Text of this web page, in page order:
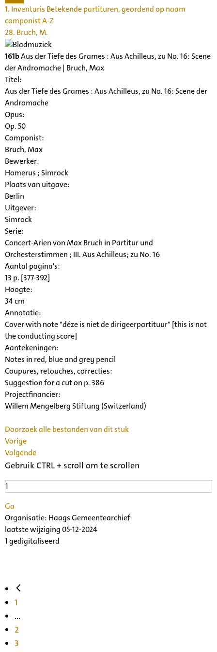
1.Inventaris Betekende partituren, geordend op naam
componist A-Z
28. Bruch, M.
161bAus der Tiefe des Grames : Aus Achilleus, zu No. 16: Scene
der Andromache | Bruch, Max
Titel:
Aus der Tiefe des Grames : Aus Achilleus, zu No. 16: Scene der
Andromache
Opus:
Op. 50
Componist:
Bruch, Max
Bewerker:
Homerus ; Simrock
Plaats van uitgave:
Berlin
Uitgever:
Simrock
Serie:
Concert-Arien von Max Bruch in Partitur und
Orchesterstimmen ; III. Aus Achilleus; zu No. 16
Aantal pagina's:
13 p. [377-392]
Hoogte:
34 cm
Annotatie:
Cover with note "déze is niet de dirigeerpartituur" [this is not
the conducting score]
Aantekeningen:
Notes in red, blue and grey pencil
Coupures, retouches, correcties:
Suggestion for a cut on p. 386
Projectfinancier:
Willem Mengelberg Stiftung (Switzerland)
Doorzoek alle bestanden van dit stuk
Vorige
Volgende
Gebruik CTRL + scroll om te scrollen
Ga
Organisatie: Haags Gemeentearchief
laatste wijziging 05-12-2024
1 gedigitaliseerd
1
...
2
3